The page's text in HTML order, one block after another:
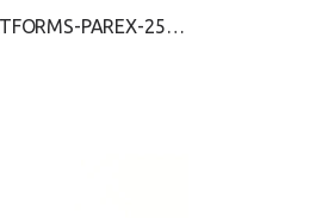
ΓΥΝΑΙΚΕΙΑ FLATFORMS-PAREX-2599-0304-ΜΑΥΡΟ